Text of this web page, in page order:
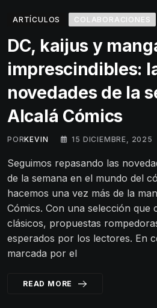
ARTÍCULOS COLABORACIONES
DC, kaijus y
imprescindibles:
novedades de la
Alcalá Cómics
PORKEVIN 15 DICIEMBRE, 2025
Seguimos repasando las
de la semana en el mundo del
hacemos una vez más de la
Cómics. Con una selección que
clásicos, propuestas
esperados por los lectores. En
marcada por el
READ MORE